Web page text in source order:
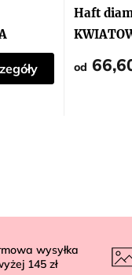
Haft
od
wysyłka
145 zł